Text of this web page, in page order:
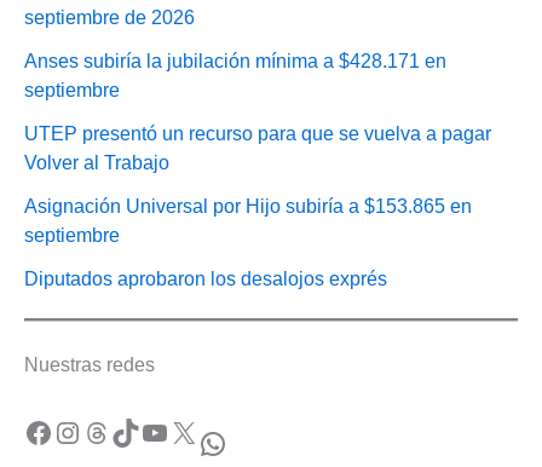
septiembre de 2026
Anses subiría la jubilación mínima a $428.171 en
septiembre
UTEP presentó un recurso para que se vuelva a pagar
Volver al Trabajo
Asignación Universal por Hijo subiría a $153.865 en
septiembre
Diputados aprobaron los desalojos exprés
Nuestras redes
Facebook Instagram Threads TikTok YouTube X WhatsApp